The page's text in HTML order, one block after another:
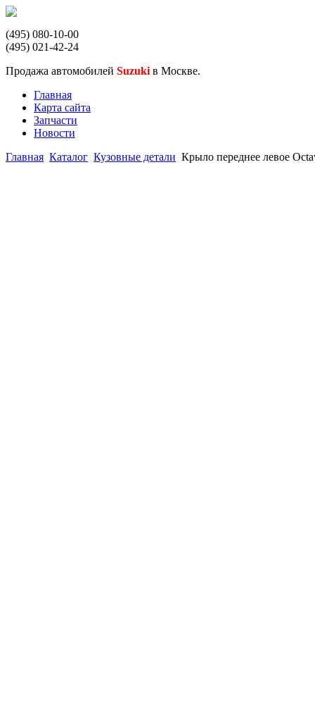
(495) 080-10-00
(495) 021-42-24
Продажа автомобилей Suzuki в Москве.
Главная
Карта сайта
Запчасти
Новости
Главная Каталог Кузовные детали Крыло переднее левое